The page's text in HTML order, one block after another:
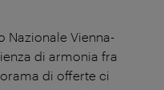
Nazionale Vienna-
di armonia fra
di offerte ci